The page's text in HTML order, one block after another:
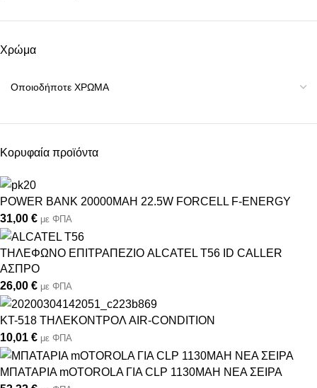
Χρώμα
Κορυφαία προϊόντα
POWER BANK 20000MAH 22.5W FORCELL F-ENERGY
31,00 € με ΦΠΑ
THΛΕΦΩΝΟ ΕΠΙΤΡΑΠΕΖΙΟ ALCATEL T56 ID CALLER
AΣΠΡΟ
26,00 € με ΦΠΑ
KT-518 THΛEΚΟΝΤΡΟΛ AIR-CONDITION
10,01 € με ΦΠΑ
ΜΠΑΤΑΡΙΑ mOTOROLA ΓΙΑ CLP 1130MAH NEA ΣΕΙΡΑ